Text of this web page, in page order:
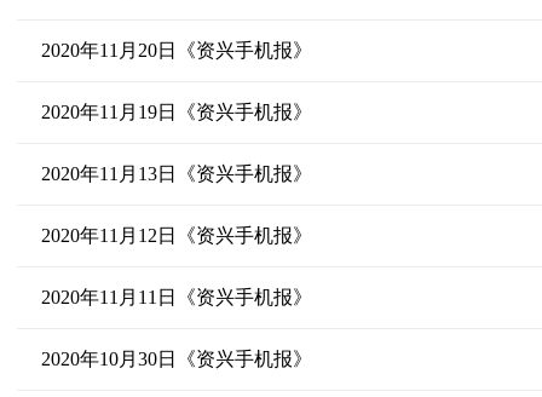
2020年11月20日《资兴手机报》
2020年11月19日《资兴手机报》
2020年11月13日《资兴手机报》
2020年11月12日《资兴手机报》
2020年11月11日《资兴手机报》
2020年10月30日《资兴手机报》